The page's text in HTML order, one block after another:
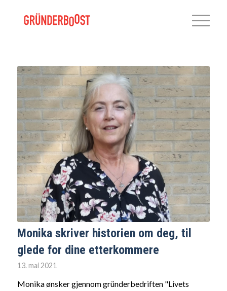
Monika skriver historien om deg, til
glede for dine etterkommere
13. mai 2021
Monika ønsker gjennom gründerbedriften "Livets